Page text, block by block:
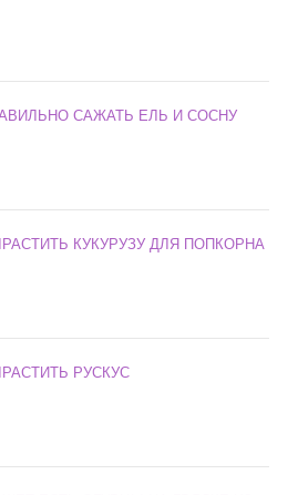
САЖАТЬ ЕЛЬ И СОСНУ
КУКУРУЗУ ДЛЯ ПОПКОРНА
РУСКУС